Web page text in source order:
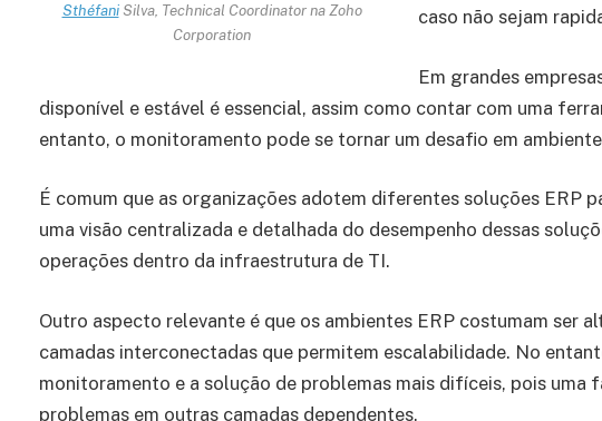
SthéfaniSilva, Technical Coordinator na Zoho
Corporation
caso não sejam
Em grandes
disponível e estável é essencial, assim como contar com uma
entanto, o monitoramento pode se tornar um desafio em
É comum que as organizações adotem diferentes soluções ERP
uma visão centralizada e detalhada do desempenho dessas
operações dentro da infraestrutura de TI.
Outro aspecto relevante é que os ambientes ERP costumam ser
camadas interconectadas que permitem escalabilidade. No
monitoramento e a solução de problemas mais difíceis, pois uma
problemas em outras camadas dependentes.